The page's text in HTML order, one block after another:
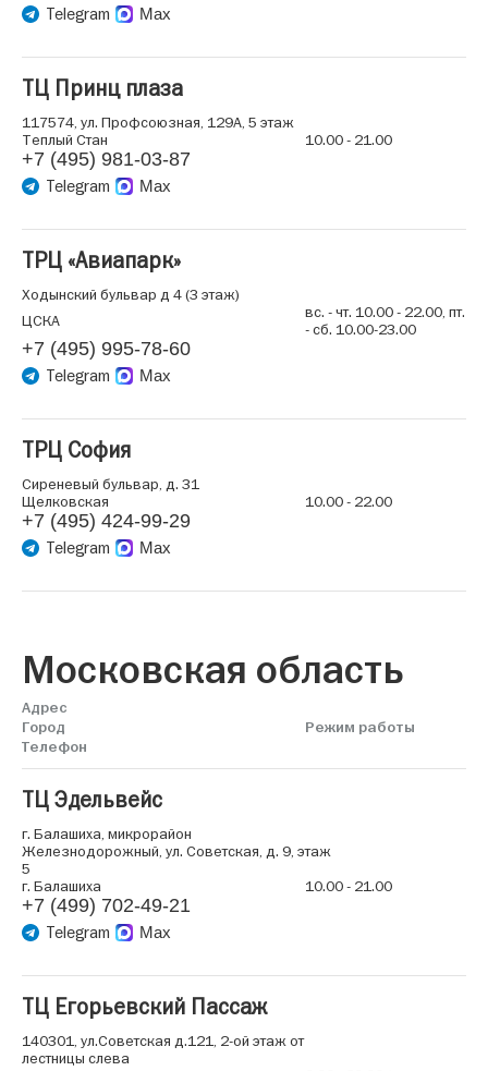
Telegram Max
ТЦ Принц плаза
117574, ул. Профсоюзная, 129А, 5 этаж
Теплый Стан
10.00 - 21.00
+7 (495) 981-03-87
Telegram Max
ТРЦ «Авиапарк»
Ходынский бульвар д 4 (3 этаж)
ЦСКА
вс. - чт. 10.00 - 22.00, пт.
- сб. 10.00-23.00
+7 (495) 995-78-60
Telegram Max
ТРЦ София
Сиреневый бульвар, д. 31
Щелковская
10.00 - 22.00
+7 (495) 424-99-29
Telegram Max
Московская область
Адрес
Город
Режим работы
Телефон
ТЦ Эдельвейс
г. Балашиха, микрорайон
Железнодорожный, ул. Советская, д. 9, этаж
5
г. Балашиха
10.00 - 21.00
+7 (499) 702-49-21
Telegram Max
ТЦ Егорьевский Пассаж
140301, ул.Советская д.121, 2-ой этаж от
лестницы слева